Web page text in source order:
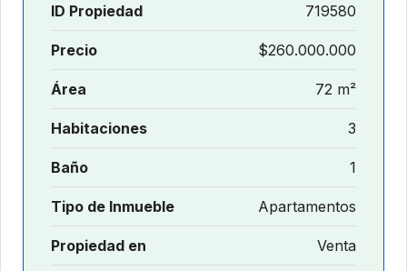
ID Propiedad 719580
Precio $260.000.000
Área 72 m²
Habitaciones 3
Baño 1
Tipo de Inmueble Apartamentos
Propiedad en Venta